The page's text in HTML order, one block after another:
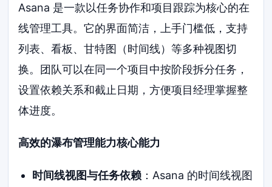
Asana 是一款以任务协作和项目跟踪为核心的在
线管理工具。它的界面简洁，上手门槛低，支持
列表、看板、甘特图（时间线）等多种视图切
换。团队可以在同一个项目中按阶段拆分任务，
设置依赖关系和截止日期，方便项目经理掌握整
体进度。
高效的瀑布管理能力核心能力
时间线视图与任务依赖：Asana 的时间线视图